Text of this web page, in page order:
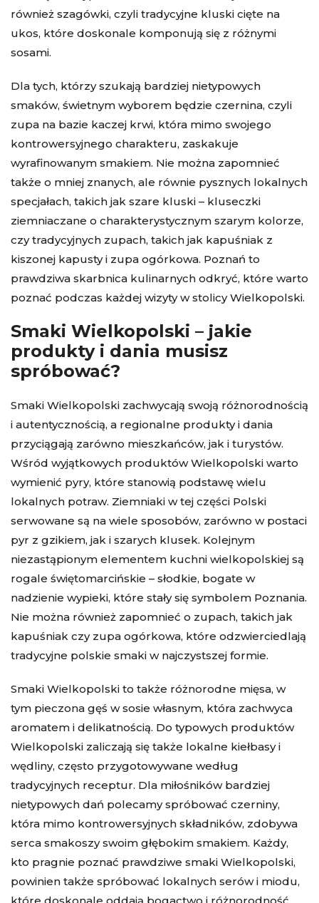
również szagówki, czyli tradycyjne kluski cięte na
ukos, które doskonale komponują się z różnymi
sosami.
Dla tych, którzy szukają bardziej nietypowych
smaków, świetnym wyborem będzie czernina, czyli
zupa na bazie kaczej krwi, która mimo swojego
kontrowersyjnego charakteru, zaskakuje
wyrafinowanym smakiem. Nie można zapomnieć
także o mniej znanych, ale równie pysznych lokalnych
specjałach, takich jak szare kluski – kluseczki
ziemniaczane o charakterystycznym szarym kolorze,
czy tradycyjnych zupach, takich jak kapuśniak z
kiszonej kapusty i zupa ogórkowa. Poznań to
prawdziwa skarbnica kulinarnych odkryć, które warto
poznać podczas każdej wizyty w stolicy Wielkopolski.
Smaki Wielkopolski – jakie
produkty i dania musisz
spróbować?
Smaki Wielkopolski zachwycają swoją różnorodnością
i autentycznością, a regionalne produkty i dania
przyciągają zarówno mieszkańców, jak i turystów.
Wśród wyjątkowych produktów Wielkopolski warto
wymienić pyry, które stanowią podstawę wielu
lokalnych potraw. Ziemniaki w tej części Polski
serwowane są na wiele sposobów, zarówno w postaci
pyr z gzikiem, jak i szarych klusek. Kolejnym
niezastąpionym elementem kuchni wielkopolskiej są
rogale świętomarcińskie – słodkie, bogate w
nadzienie wypieki, które stały się symbolem Poznania.
Nie można również zapomnieć o zupach, takich jak
kapuśniak czy zupa ogórkowa, które odzwierciedlają
tradycyjne polskie smaki w najczystszej formie.
Smaki Wielkopolski to także różnorodne mięsa, w
tym pieczona gęś w sosie własnym, która zachwyca
aromatem i delikatnością. Do typowych produktów
Wielkopolski zaliczają się także lokalne kiełbasy i
wędliny, często przygotowywane według
tradycyjnych receptur. Dla miłośników bardziej
nietypowych dań polecamy spróbować czerniny,
która mimo kontrowersyjnych składników, zdobywa
serca smakoszy swoim głębokim smakiem. Każdy,
kto pragnie poznać prawdziwe smaki Wielkopolski,
powinien także spróbować lokalnych serów i miodu,
które doskonale oddają bogactwo i różnorodność